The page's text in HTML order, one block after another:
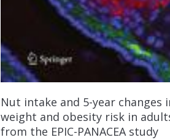
Nut intake and 5-year changes
weight and obesity risk in
from the EPIC-PANACEA study